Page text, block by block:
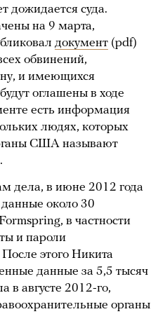
дожидается суда.
на 9 марта,
документ (pdf)
обвинений,
и имеющихся
оглашены в ходе
есть информация
людях, которых
США называют
дела, в июне 2012 года
около 30
в частности
и пароли
этого Никита
данные за 5,5 тысяч
в августе 2012-го,
органы